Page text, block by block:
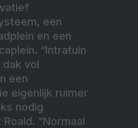
een
en een
“Intratuin
vol
een
eigenlijk ruimer
nodig
“Normaal